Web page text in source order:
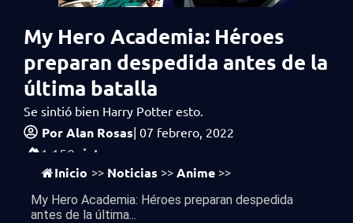
My Hero Academia: Héroes
preparan despedida antes de la
última batalla
Se sintió bien Harry Potter esto.
PorAlan Rosas| 07 febrero, 2022
1,150 vistas
Inicio >> Noticias >> Anime >>
My Hero Academia: Héroes preparan despedida
antes de la última...